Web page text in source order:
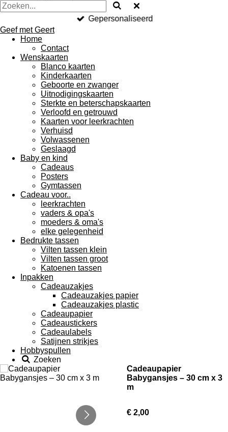
Gepersonaliseerd
Geef met Geert
Home
Contact
Wenskaarten
Blanco kaarten
Kinderkaarten
Geboorte en zwanger
Uitnodigingskaarten
Sterkte en beterschapskaarten
Verloofd en getrouwd
Kaarten voor leerkrachten
Verhuisd
Volwassenen
Geslaagd
Baby en kind
Cadeaus
Posters
Gymtassen
Cadeau voor..
leerkrachten
vaders & opa's
moeders & oma's
elke gelegenheid
Bedrukte tassen
Vilten tassen klein
Vilten tassen groot
Katoenen tassen
Inpakken
Cadeauzakjes
Cadeauzakjes papier
Cadeauzakjes plastic
Cadeaupapier
Cadeaustickers
Cadeaulabels
Satijnen strikjes
Hobbyspullen
Zoeken
Cadeaupapier
Babygansjes – 30 cm x 3
m
€ 2,00